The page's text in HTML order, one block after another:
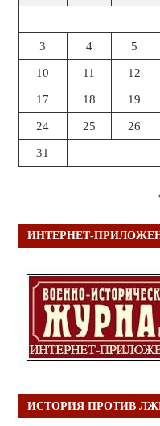
3 4 5
10 11 12
17 18 19
24 25 26
31
ИНТЕРНЕТ-
ИСТОРИЯ ПРОТИВ